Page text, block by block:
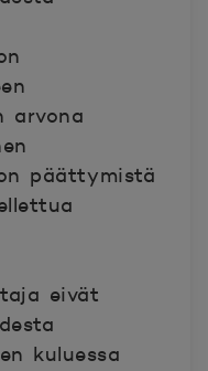
arvona
päättymistä
eivät
kuluessa